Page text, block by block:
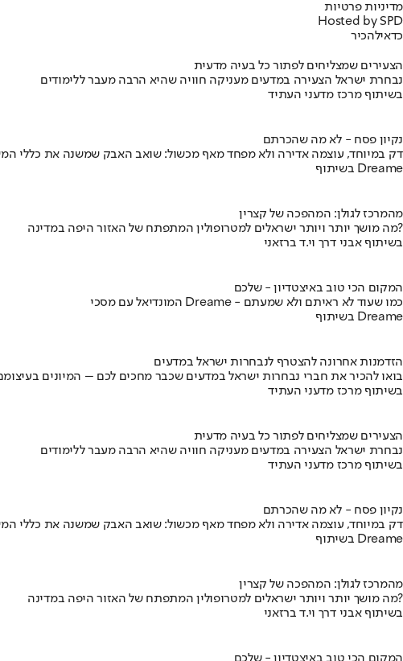
מדיניות פרטיות
Hosted by SPD
כדאילהכיר
הצעירים שמצליחים לפתור כל בעיה מדעית
נבחרת ישראל הצעירה במדעים מעניקה חוויה שהיא הרבה מעבר ללימודים
בשיתוף מרכז מדעני העתיד
נקיון פסח - לא מה שהכרתם
דק במיוחד, עוצמה אדירה ולא מפחד מאף מכשול: שואב האבק שמשנה את כללי
בשיתוף Dreame
מהמרכז לגולן: המהפכה של קצרין
מה מושך יותר ויותר ישראלים למטרופולין המתפתח של האזור היפה במדינה?
בשיתוף אבני דרך וי.ד ברזאני
המקום הכי טוב באיצטדיון - שלכם
המונדיאל עם מסכי Dreame - כמו שעוד לא ראיתם ולא שמעתם
בשיתוף Dreame
הזדמנות אחרונה להצטרף לנבחרות ישראל במדעים
בואו להכיר את חברי נבחרות ישראל במדעים שכבר מחכים לכם – המיונים
בשיתוף מרכז מדעני העתיד
הצעירים שמצליחים לפתור כל בעיה מדעית
נבחרת ישראל הצעירה במדעים מעניקה חוויה שהיא הרבה מעבר ללימודים
בשיתוף מרכז מדעני העתיד
נקיון פסח - לא מה שהכרתם
דק במיוחד, עוצמה אדירה ולא מפחד מאף מכשול: שואב האבק שמשנה את כללי
בשיתוף Dreame
מהמרכז לגולן: המהפכה של קצרין
מה מושך יותר ויותר ישראלים למטרופולין המתפתח של האזור היפה במדינה?
בשיתוף אבני דרך וי.ד ברזאני